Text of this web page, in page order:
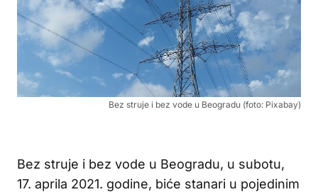
Bez struje i bez vode u Beogradu (foto: Pixabay)
Bez struje i bez vode u Beogradu, u subotu,
17. aprila 2021. godine, biće stanari u pojedinim